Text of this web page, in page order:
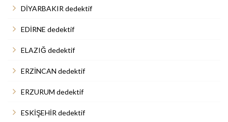
DİYARBAKIR dedektif
EDİRNE dedektif
ELAZIĞ dedektif
ERZİNCAN dedektif
ERZURUM dedektif
ESKİŞEHİR dedektif